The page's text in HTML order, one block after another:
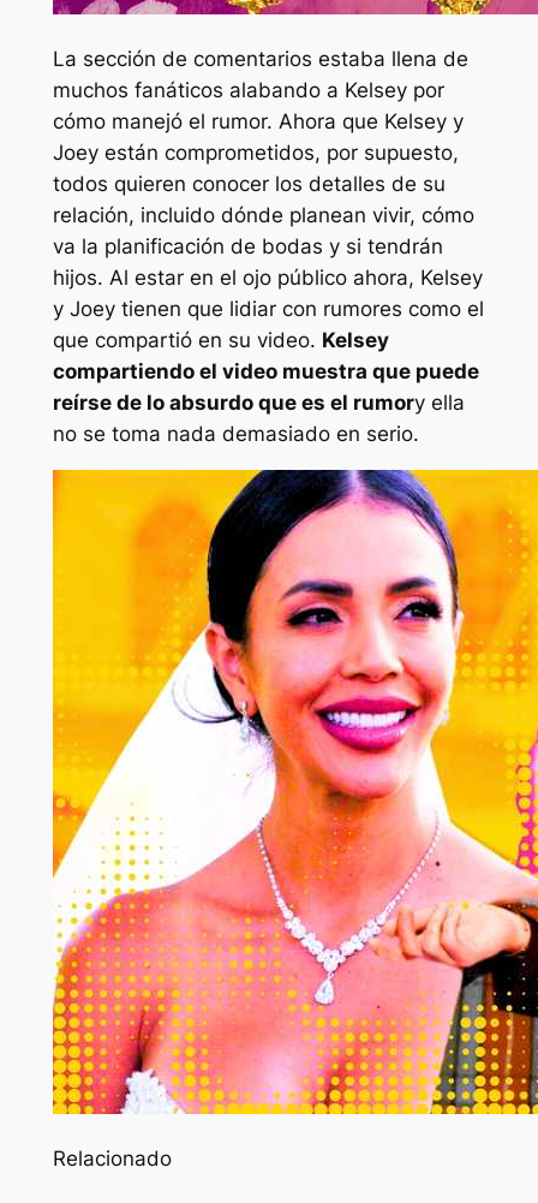
La sección de comentarios estaba llena de
muchos fanáticos alabando a Kelsey por
cómo manejó el rumor. Ahora que Kelsey y
Joey están comprometidos, por supuesto,
todos quieren conocer los detalles de su
relación, incluido dónde planean vivir, cómo
va la planificación de bodas y si tendrán
hijos. Al estar en el ojo público ahora, Kelsey
y Joey tienen que lidiar con rumores como el
que compartió en su video. Kelsey
compartiendo el video muestra que puede
reírse de lo absurdo que es el rumory ella
no se toma nada demasiado en serio.
Relacionado